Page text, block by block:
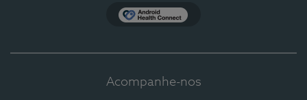
Acompanhe-nos